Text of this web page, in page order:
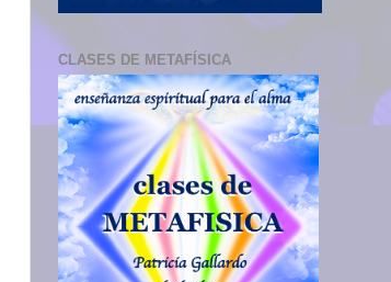
CLASES DE METAFÍSICA